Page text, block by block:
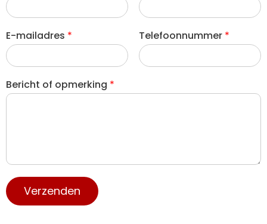
E-mailadres * Telefoonnummer *
Bericht of opmerking *
Verzenden